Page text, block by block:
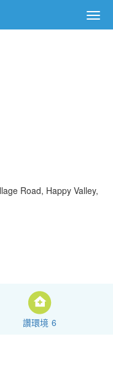
Road, Happy Valley,
讚環境 6